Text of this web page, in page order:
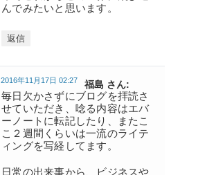
んでみたいと思います。
返信
福島 さん:
2016年11月17日 02:27
毎日欠かさずにブログを拝読さ
せていただき、唸る内容はエバ
ーノートに転記したり、またこ
こ２週間くらいは一流のライテ
ィングを写経してます。
日常の出来事から、ビジネスや